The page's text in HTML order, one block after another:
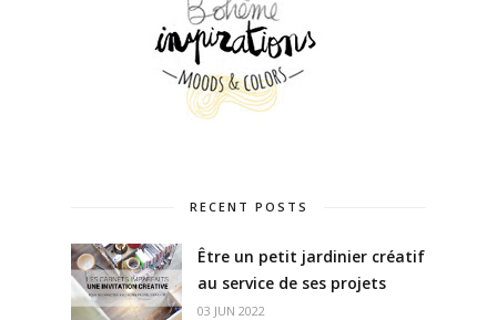
RECENT POSTS
Être un petit jardinier créatif
au service de ses projets
03 JUN 2022